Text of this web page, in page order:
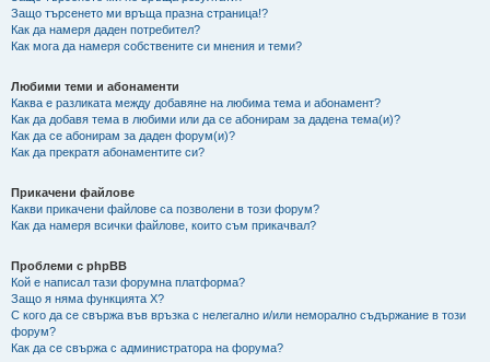
Защо търсенето ми връща празна страница!?
Как да намеря даден потребител?
Как мога да намеря собствените си мнения и теми?
Любими теми и абонаменти
Каква е разликата между добавяне на любима тема и абонамент?
Как да добавя тема в любими или да се абонирам за дадена тема(и)?
Как да се абонирам за даден форум(и)?
Как да прекратя абонаментите си?
Прикачени файлове
Какви прикачени файлове са позволени в този форум?
Как да намеря всички файлове, които съм прикачвал?
Проблеми с phpBB
Кой е написал тази форумна платформа?
Защо я няма функцията X?
С кого да се свържа във връзка с нелегално и/или неморално съдържание в този
форум?
Как да се свържа с администратора на форума?